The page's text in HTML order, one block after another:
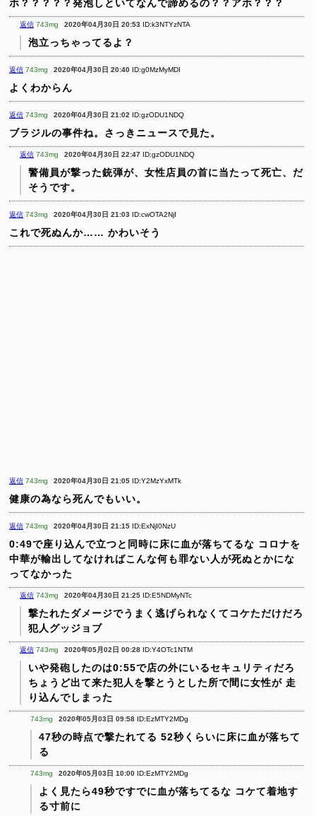
ホ？？？？？発泡しといてなんで諦めるの？？アホ？？？
返信 743mg 2020年04月30日 20:53 ID:k3NTYzNTA
泡立っちゃってるよ？
返信 743mg 2020年04月30日 20:40 ID:g0MzMyMDI
よくわからん
返信 743mg 2020年04月30日 21:02 ID:gzODU1NDQ
ブラジルの事件ね。さっきニュースで見た。
返信 743mg 2020年04月30日 22:47 ID:gzODU1NDQ
警備員が撃った銃弾が、女性店員の首に当たって死亡、だ
そうです。
返信 743mg 2020年04月30日 21:03 ID:cwOTA2NjI
これで死ぬんか…… かわいそう
返信 743mg 2020年04月30日 21:05 ID:Y2MzYxMTk
健康の為なら死んでもいい。
返信 743mg 2020年04月30日 21:15 ID:ExNjI0NzU
0:49で座り込んで立つと同時に床に血が落ちてるな コロナを
中華が輸出してなければこんな何も罪ない人が死ぬとかにな
ってなかった
返信 743mg 2020年04月30日 21:25 ID:E5NDMyNTc
撃たれたダメージでうまく逃げられなくてコケただけだろ
犯人グッジョブ
返信 743mg 2020年05月02日 00:28 ID:Y4OTc1NTM
いや発砲したのは0:55で店の外にいるセキュリティだろ
ちょうど出て来た犯人を撃とうとした所で間に女性が 走
り込んでしまった
743mg 2020年05月03日 09:58 ID:EzMTY2MDg
47秒の時点で撃たれてる 52秒くらいに床に血が落ちて
る
743mg 2020年05月03日 10:00 ID:EzMTY2MDg
よく見たら49秒ですでに血が落ちてるな コケて着地す
る寸前に